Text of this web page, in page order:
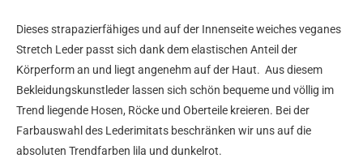
Dieses strapazierfähiges und auf der Innenseite weiches veganes
Stretch Leder passt sich dank dem elastischen Anteil der
Körperform an und liegt angenehm auf der Haut. Aus diesem
Bekleidungskunstleder lassen sich schön bequeme und völlig im
Trend liegende Hosen, Röcke und Oberteile kreieren. Bei der
Farbauswahl des Lederimitats beschränken wir uns auf die
absoluten Trendfarben lila und dunkelrot.